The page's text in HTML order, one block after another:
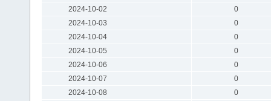
2024-10-02
0
2024-10-03
0
2024-10-04
0
2024-10-05
0
2024-10-06
0
2024-10-07
0
2024-10-08
0